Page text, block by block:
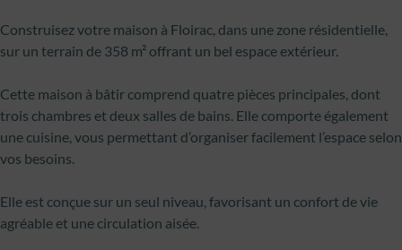
Construisez votre maison à Floirac, dans une zone résidentielle,
sur un terrain de 358 m² offrant un bel espace extérieur.
Cette maison à bâtir comprend quatre pièces principales, dont
trois chambres et deux salles de bains. Elle comporte également
une cuisine, vous permettant d’organiser facilement l’espace selon
vos besoins.
Elle est conçue sur un seul niveau, favorisant un confort de vie
agréable et une circulation aisée.